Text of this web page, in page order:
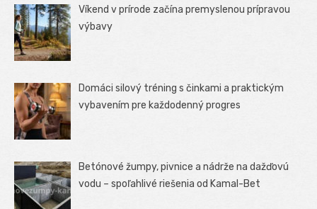
Víkend v prírode začína premyslenou prípravou
výbavy
Domáci silový tréning s činkami a praktickým
vybavením pre každodenný progres
Betónové žumpy, pivnice a nádrže na dažďovú
vodu – spoľahlivé riešenia od Kamal-Bet